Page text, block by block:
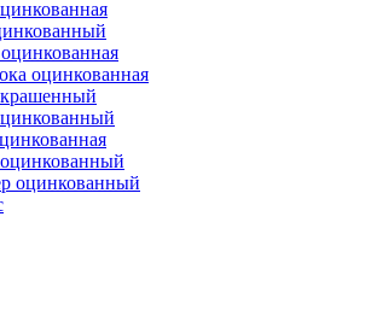
оцинкованная
оцинкованный